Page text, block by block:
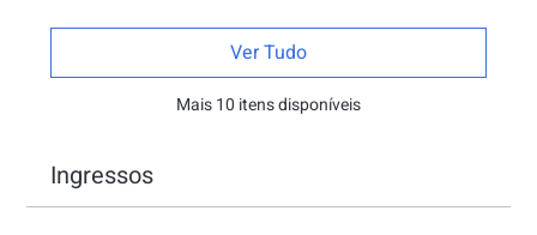
Mais 10 itens disponíveis
Ver Tudo
Ingressos